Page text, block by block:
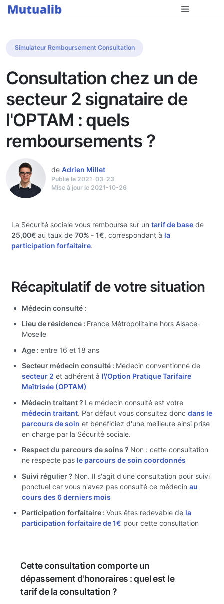
Simulateur Remboursement Consultation
Consultation chez un de
secteur 2 signataire de
l'OPTAM : quels
remboursements ?
de Adrien Millet
Publié le 2021-03-23
Mise à jour le 2021-10-26
La Sécurité sociale vous rembourse sur un tarif de basede
25,00€ au taux de 70% - 1€, correspondant à la
participation forfaitaire.
Récapitulatif de votre situation
Médecin consulté :
Lieu de résidence : France Métropolitaine hors Alsace-
Moselle
Age : entre 16 et 18 ans
Secteur médecin consulté : Médecin conventionné de
secteur 2 et adhérent à l\'Option Pratique Tarifaire
Maîtrisée (OPTAM)
Médecin traitant ? Le médecin consulté est votre
médecin traitant. Par défaut vous consultez donc dans le
parcours de soin et bénéficiez d'une meilleure ainsi prise
en charge par la Sécurité sociale.
Respect du parcours de soins ? Non : cette consultation
ne respecte pas le parcours de soin coordonnés
Suivi régulier ? Non. Il s'agit d'une consultation pour suivi
ponctuel car vous n'avez pas consulté ce médecin au
cours des 6 derniers mois
Participation forfaitaire : Vous êtes redevable de la
participation forfaitaire de 1€ pour cette consultation
Cette consultation comporte un
dépassement d'honoraires : quel est le
tarif de la consultation ?